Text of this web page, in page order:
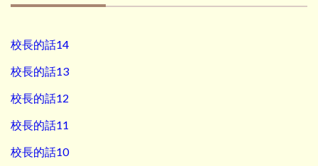
校長的話14
校長的話13
校長的話12
校長的話11
校長的話10